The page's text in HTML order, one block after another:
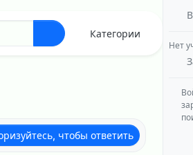
Категории
чтобы ответить
Нет